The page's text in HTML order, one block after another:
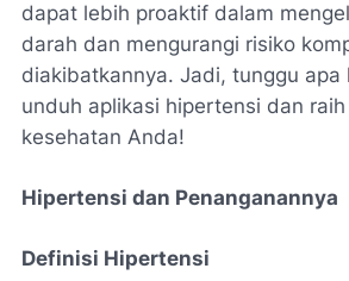
dapat lebih proaktif dalam
darah dan mengurangi risiko
diakibatkannya. Jadi, tunggu apa
unduh aplikasi hipertensi dan
kesehatan Anda!
Hipertensi dan Penanganannya
Definisi Hipertensi